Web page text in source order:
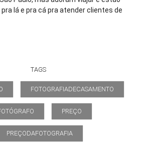
lá e pra cá pra atender clientes de
TAGS
FOTOGRAFIADECASAMENTO
PREÇO
PREÇODAFOTOGRAFIA